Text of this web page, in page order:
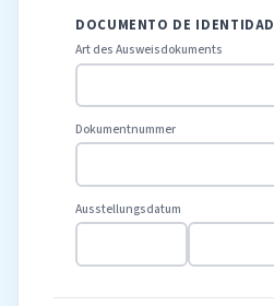
DOCUMENTO DE IDENTIDAD
Art des Ausweisdokuments
Dokumentnummer
Ausstellungsdatum